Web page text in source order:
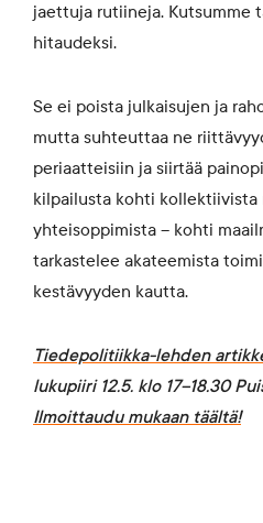
jaettuja rutiineja. Kutsumme
hitaudeksi.
Se ei poista julkaisujen ja
mutta suhteuttaa ne
periaatteisiin ja siirtää
kilpailusta kohti kollektiivista
yhteisoppimista – kohti
tarkastelee akateemista
kestävyyden kautta.
Tiedepolitiikka-lehden
lukupiiri 12.5. klo 17–18.30
Ilmoittaudu mukaan täältä!